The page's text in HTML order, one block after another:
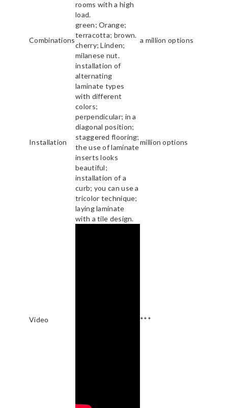
rooms with a high
load.
Combinations
green; Orange;
terracotta; brown.
cherry; Linden;
milanese nut.
a million options
Installation
installation of
alternating
laminate types
with different
colors;
perpendicular; in a
diagonal position;
staggered flooring;
the use of laminate
inserts looks
beautiful;
installation of a
curb; you can use a
tricolor technique;
laying laminate
with a tile design.
million options
Video ***